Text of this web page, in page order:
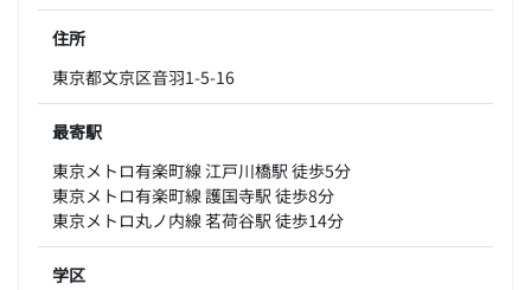
住所
東京都文京区音羽1-5-16
最寄駅
東京メトロ有楽町線 江戸川橋駅 徒歩5分
東京メトロ有楽町線 護国寺駅 徒歩8分
東京メトロ丸ノ内線 茗荷谷駅 徒歩14分
学区